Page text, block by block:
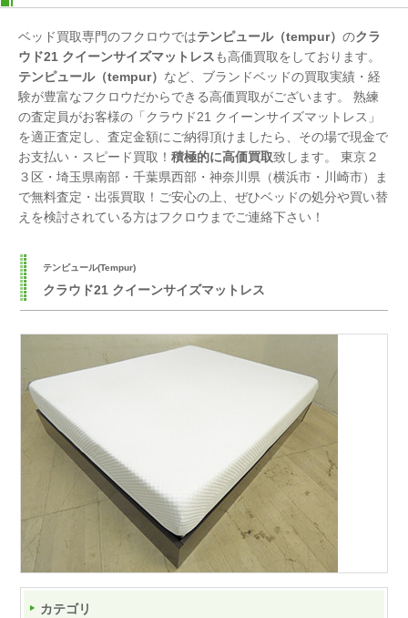
ベッド買取専門のフクロウではテンピュール（tempur） のクラ
ウド21 クイーンサイズマットレスも高価買取をしております。
テンピュール（tempur） など、ブランドベッドの買取実績・経
験が豊富なフクロウだからできる高価買取がございます。 熟練
の査定員がお客様の「クラウド21 クイーンサイズマットレス」
を適正査定し、査定金額にご納得頂けましたら、その場で現金で
お支払い・スピード買取！ 積極的に高価買取致します。 東京２
３区・埼玉県南部・千葉県西部・神奈川県（横浜市・川崎市）ま
で無料査定・出張買取！ご安心の上、ぜひベッドの処分や買い替
えを検討されている方はフクロウまでご連絡下さい！
テンピュール(Tempur)
クラウド21 クイーンサイズマットレス
カテゴリ